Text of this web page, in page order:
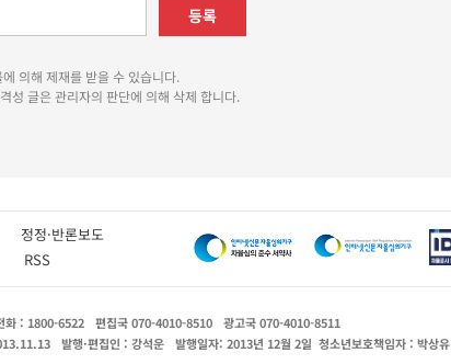
등록
의해 제재를 받을 수 있습니다.
성 글은 관리자의 판단에 의해 삭제 합니다.
정정·반론보도
RSS
화 : 1800-6522 편집국 070-4010-8510
광고국 070-4010-8511
발행·편집인 : 강석운 발행일자: 2013년 12월 2일 청소년보호책임자 : 박상유